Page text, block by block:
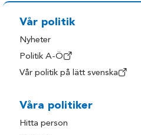
Vår politik
Nyheter
Politik A-Ö
Vår politik på lätt svenska
Våra politiker
Hitta person